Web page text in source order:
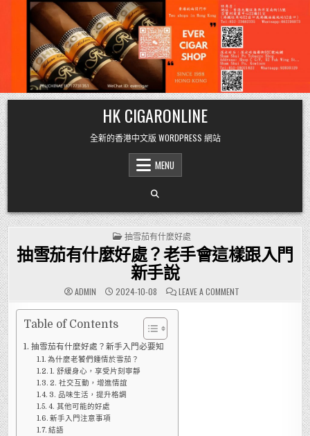
Skip
to
content
HK CIGARONLINE
全新的香港中文版 WORDPRESS 網站
MENU
POSTED
IN
抽雪茄有什麼好處
抽雪茄有什麼好處？老手會這樣跟入門
新手說
ADMIN 2024-10-08 LEAVE A COMMENTON
抽
Table of Contents
抽雪茄有什麼好處？新手入門必要知
為什麼老饕們鍾情於雪茄？
1. 舒緩身心，享受片刻寧靜
2. 社交互動，增進情誼
3. 品味生活，提升格調
4. 其他可能的好處
新手入門注意事項
結語